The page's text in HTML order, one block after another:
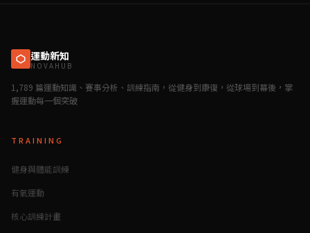
運動新知
NOVAHUB
1,789 篇運動知識、賽事分析、訓練指南，從健身到康復，從球場到幕後，掌
握運動每一個突破
TRAINING
健身與體能訓練
有氧運動
核心訓練計畫